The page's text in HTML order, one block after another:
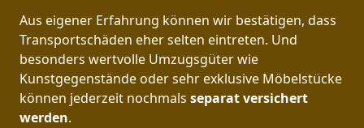
Aus eigener Erfahrung können wir bestätigen, dass
Transportschäden eher selten eintreten. Und
besonders wertvolle Umzugsgüter wie
Kunstgegenstände oder sehr exklusive Möbelstücke
können jederzeit nochmals separat versichert
werden.